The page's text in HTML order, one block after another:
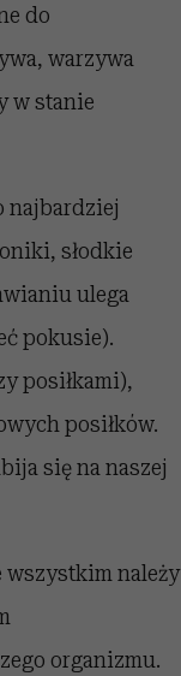
do
warzywa
w stanie
najbardziej
słodkie
ulega
pokusie).
posiłkami),
posiłków.
się na naszej
wszystkim należy
organizmu.